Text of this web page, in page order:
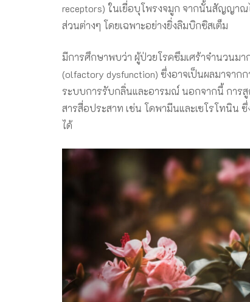
receptors) ในเยื่อบุโพรงจมูก จากนั้นสัญญาณ
ส่วนต่างๆ โดยเฉพาะอย่างยิ่งลิมบิกซิสเต็ม
มีการศึกษาพบว่า ผู้ป่วยโรคซึมเศร้าจำนวน
(olfactory dysfunction) ซึ่งอาจเป็นผลมาจา
ระบบการรับกลิ่นและอารมณ์ นอกจากนี้ การ
สารสื่อประสาท เช่น โดพามีนและเซโรโทนิน
ได้